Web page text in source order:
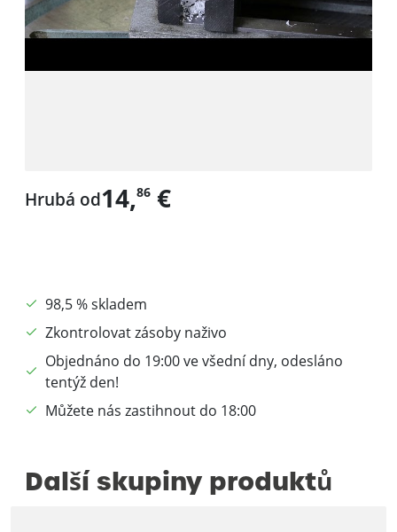
Hrubá od14,86 €
98,5 % skladem
Zkontrolovat zásoby naživo
Objednáno do 19:00 ve všední dny, odesláno
tentýž den!
Můžete nás zastihnout do 18:00
Další skupiny produktů